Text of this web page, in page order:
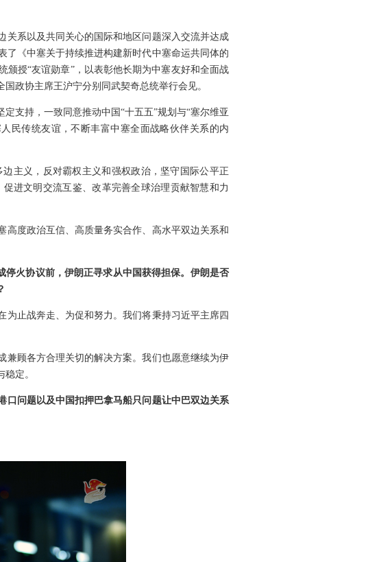
关系以及共同关心的国际和地区问题深入交流并达成
了《中塞关于持续推进构建新时代中塞命运共同体的
授“友谊勋章”，以表彰他长期为中塞友好和全面战
政协主席王沪宁分别同武契奇总统举行会见。
支持，一致同意推动中国“十五五”规划与“塞尔维亚
民传统友谊，不断丰富中塞全面战略伙伴关系的内
主义，反对霸权主义和强权政治，坚守国际公平正
进文明交流互鉴、改革完善全球治理贡献智慧和力
度政治互信、高质量务实合作、高水平双边关系和
火协议前，伊朗正寻求从中国获得担保。伊朗是否
止战奔走、为促和努力。我们将秉持习近平主席四
兼顾各方合理关切的解决方案。我们也愿意继续为伊
定。
口问题以及中国扣押巴拿马船只问题让中巴双边关系